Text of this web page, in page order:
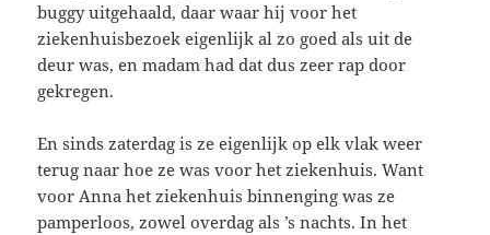
buggy uitgehaald, daar waar hij voor het
ziekenhuisbezoek eigenlijk al zo goed als uit de
deur was, en madam had dat dus zeer rap door
gekregen.
En sinds zaterdag is ze eigenlijk op elk vlak weer
terug naar hoe ze was voor het ziekenhuis. Want
voor Anna het ziekenhuis binnenging was ze
pamperloos, zowel overdag als ’s nachts. In het